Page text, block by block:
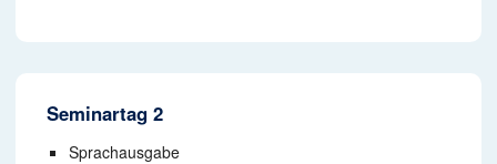
Seminartag 2
Sprachausgabe